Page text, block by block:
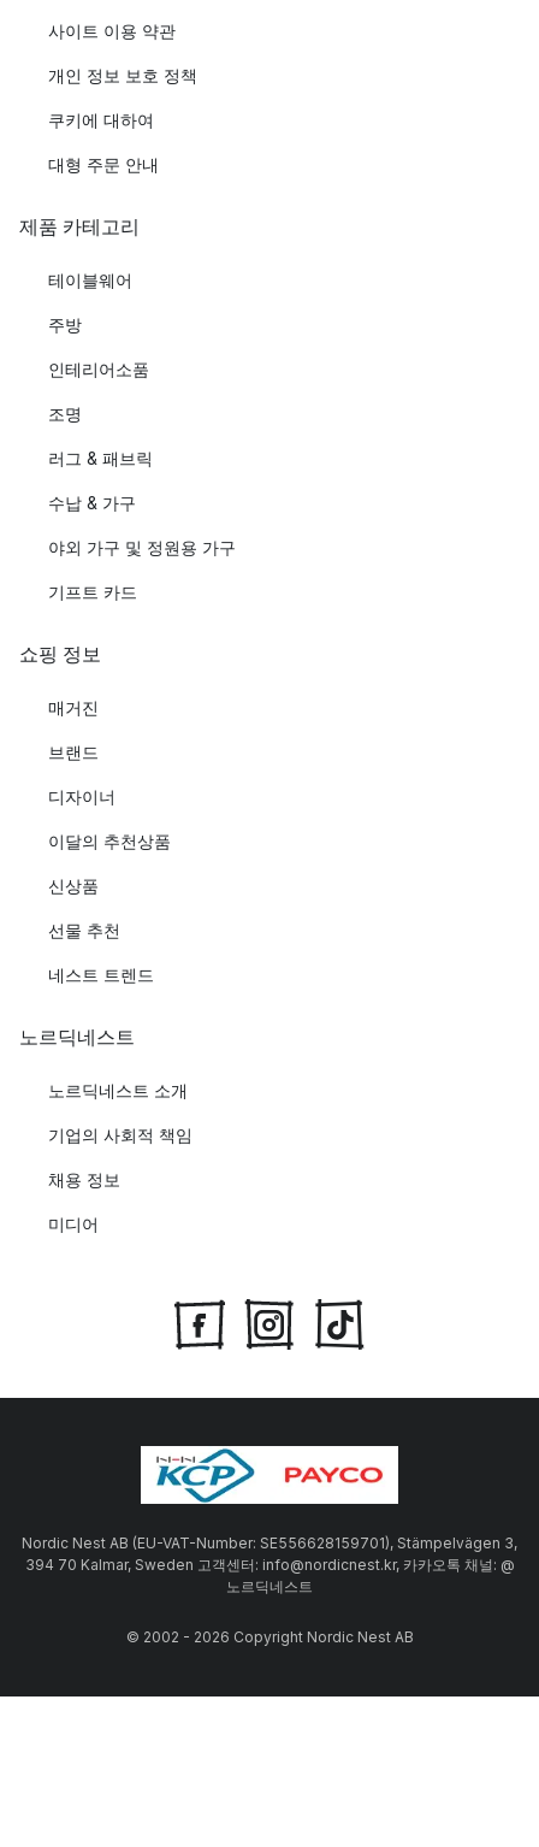
사이트 이용 약관
개인 정보 보호 정책
쿠키에 대하여
대형 주문 안내
제품 카테고리
테이블웨어
주방
인테리어소품
조명
러그 & 패브릭
수납 & 가구
야외 가구 및 정원용 가구
기프트 카드
쇼핑 정보
매거진
브랜드
디자이너
이달의 추천상품
신상품
선물 추천
네스트 트렌드
노르딕네스트
노르딕네스트 소개
기업의 사회적 책임
채용 정보
미디어
Nordic Nest AB (EU-VAT-Number: SE556628159701), Stämpelvägen 3,
394 70 Kalmar, Sweden 고객센터: info@nordicnest.kr, 카카오톡 채널: @
노르딕네스트
© 2002 - 2026 Copyright Nordic Nest AB